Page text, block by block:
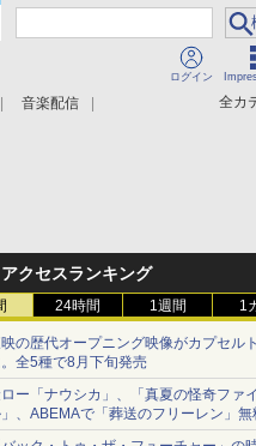
ログイン
全カ
音楽配信
アクセスランキング
24時間 1週間 1
の歴代オープニング映像がカプセル
全5種で8月下旬発売
ー「ナウシカ」、「真夏の怪奇ファイ
、ABEMAで「葬送のフリーレン」無
。夏の特番・配信情報